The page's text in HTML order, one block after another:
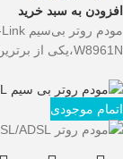
افزودن به سبد خرید
W8961N،یکی از برترین مودم‌ها برای اتصال به اینترنت با
اتمام موجودی